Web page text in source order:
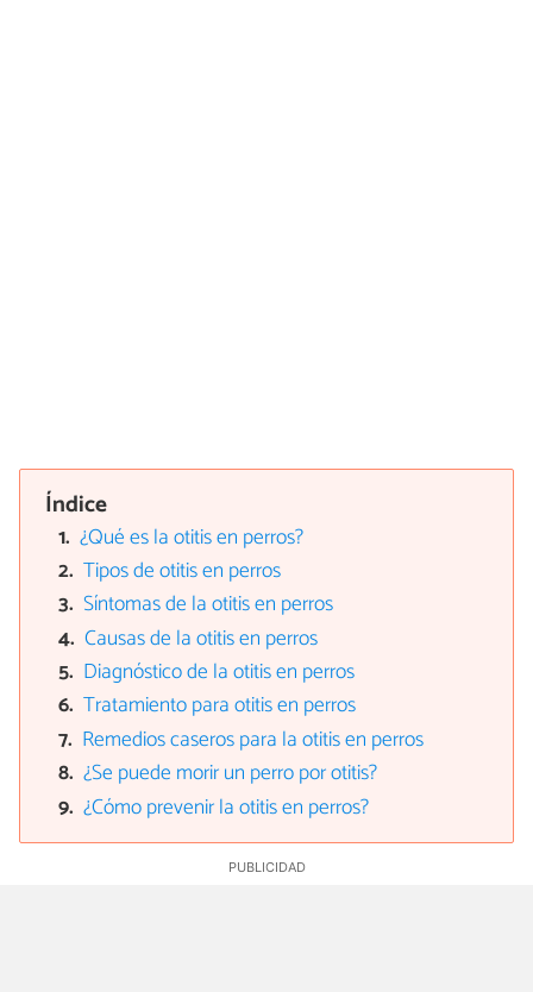
Índice
¿Qué es la otitis en perros?
Tipos de otitis en perros
Síntomas de la otitis en perros
Causas de la otitis en perros
Diagnóstico de la otitis en perros
Tratamiento para otitis en perros
Remedios caseros para la otitis en perros
¿Se puede morir un perro por otitis?
¿Cómo prevenir la otitis en perros?